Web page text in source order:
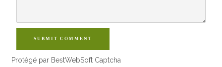
SUBMIT COMMENT
Protégé par BestWebSoft Captcha